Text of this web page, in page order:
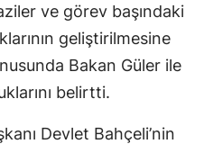
ve görev başındaki
geliştirilmesine
Bakan Güler ile
belirtti.
Devlet Bahçeli’nin